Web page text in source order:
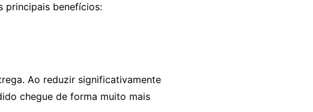
principais benefícios:
Ao reduzir significativamente
chegue de forma muito mais